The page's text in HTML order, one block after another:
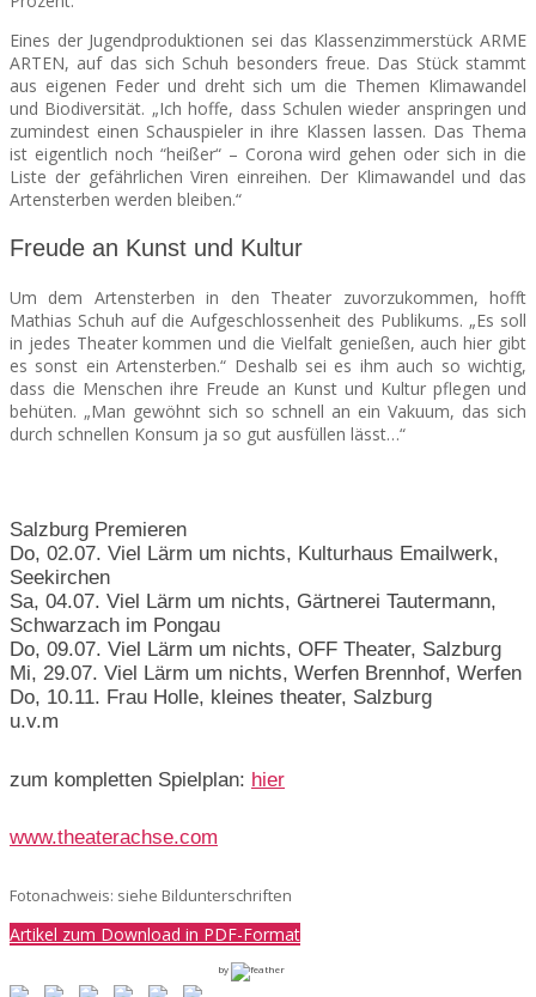
Eines der Jugendproduktionen sei das Klassenzimmerstück ARME
ARTEN, auf das sich Schuh besonders freue. Das Stück stammt
aus eigenen Feder und dreht sich um die Themen Klimawandel
und Biodiversität. „Ich hoffe, dass Schulen wieder anspringen und
zumindest einen Schauspieler in ihre Klassen lassen. Das Thema
ist eigentlich noch “heißer“ – Corona wird gehen oder sich in die
Liste der gefährlichen Viren einreihen. Der Klimawandel und das
Artensterben werden bleiben.“
Freude an Kunst und Kultur
Um dem Artensterben in den Theater zuvorzukommen, hofft
Mathias Schuh auf die Aufgeschlossenheit des Publikums. „Es soll
in jedes Theater kommen und die Vielfalt genießen, auch hier gibt
es sonst ein Artensterben.“ Deshalb sei es ihm auch so wichtig,
dass die Menschen ihre Freude an Kunst und Kultur pflegen und
behüten. „Man gewöhnt sich so schnell an ein Vakuum, das sich
durch schnellen Konsum ja so gut ausfüllen lässt…“
Salzburg Premieren
Do, 02.07. Viel Lärm um nichts, Kulturhaus Emailwerk,
Seekirchen
Sa, 04.07. Viel Lärm um nichts, Gärtnerei Tautermann,
Schwarzach im Pongau
Do, 09.07. Viel Lärm um nichts, OFF Theater, Salzburg
Mi, 29.07. Viel Lärm um nichts, Werfen Brennhof, Werfen
Do, 10.11. Frau Holle, kleines theater, Salzburg
u.v.m
zum kompletten Spielplan: hier
www.theaterachse.com
Fotonachweis: siehe Bildunterschriften
Artikel zum Download in PDF-Format
by